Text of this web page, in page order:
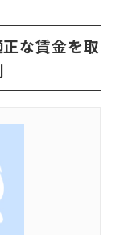
な賃金を取